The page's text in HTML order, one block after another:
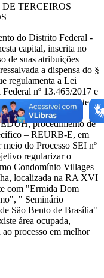
TERCEIROS
do Distrito Federal -
capital, inscrita no
de suas atribuições
a dispensa do §
regulamenta a Lei
nº 13.465/2017 e
eventualmente
de Estado de
procedimento de
– REURB-E, em
do Processo SEI nº
regularizar o
Condomínio Villages
localizada na RA XVI
com "Ermida Dom
" Seminário
São Bento de Brasília"
área ocupada,
processo em melhor